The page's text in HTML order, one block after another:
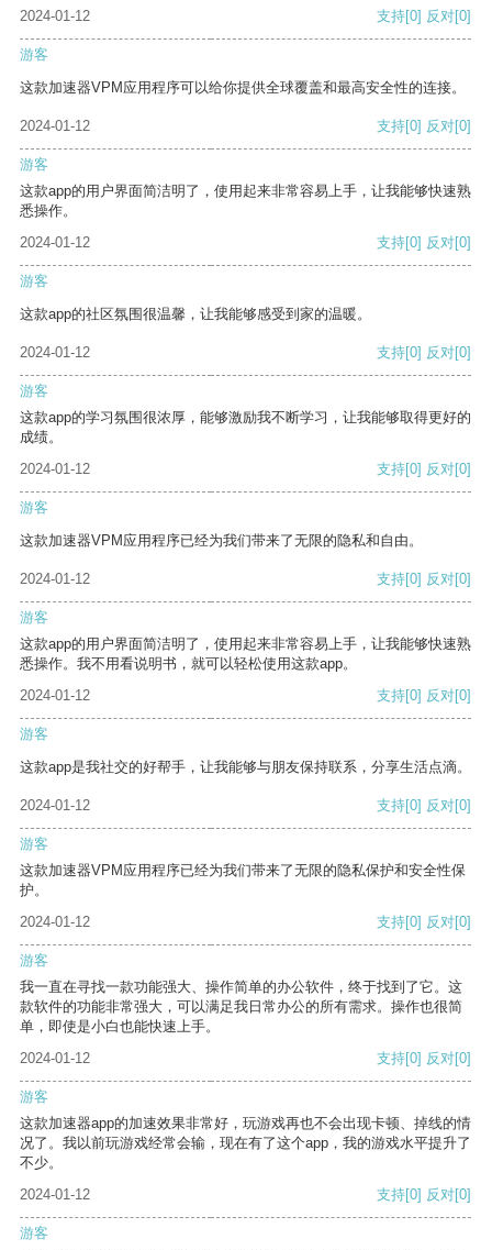
2024-01-12 支持[0] 反对[0]
游客
这款加速器VPM应用程序可以给你提供全球覆盖和最高安全性的连接。
2024-01-12 支持[0] 反对[0]
游客
这款app的用户界面简洁明了，使用起来非常容易上手，让我能够快速熟
悉操作。
2024-01-12
支持[0] 反对[0]
游客
这款app的社区氛围很温馨，让我能够感受到家的温暖。
2024-01-12 支持[0] 反对[0]
游客
这款app的学习氛围很浓厚，能够激励我不断学习，让我能够取得更好的
成绩。
2024-01-12
支持[0] 反对[0]
游客
这款加速器VPM应用程序已经为我们带来了无限的隐私和自由。
2024-01-12 支持[0] 反对[0]
游客
这款app的用户界面简洁明了，使用起来非常容易上手，让我能够快速熟
悉操作。我不用看说明书，就可以轻松使用这款app。
2024-01-12
支持[0] 反对[0]
游客
这款app是我社交的好帮手，让我能够与朋友保持联系，分享生活点滴。
2024-01-12 支持[0] 反对[0]
游客
这款加速器VPM应用程序已经为我们带来了无限的隐私保护和安全性保
护。
2024-01-12
支持[0] 反对[0]
游客
我一直在寻找一款功能强大、操作简单的办公软件，终于找到了它。这
款软件的功能非常强大，可以满足我日常办公的所有需求。操作也很简
单，即使是小白也能快速上手。
2024-01-12
支持[0] 反对[0]
游客
这款加速器app的加速效果非常好，玩游戏再也不会出现卡顿、掉线的情
况了。我以前玩游戏经常会输，现在有了这个app，我的游戏水平提升了
不少。
2024-01-12
支持[0] 反对[0]
游客